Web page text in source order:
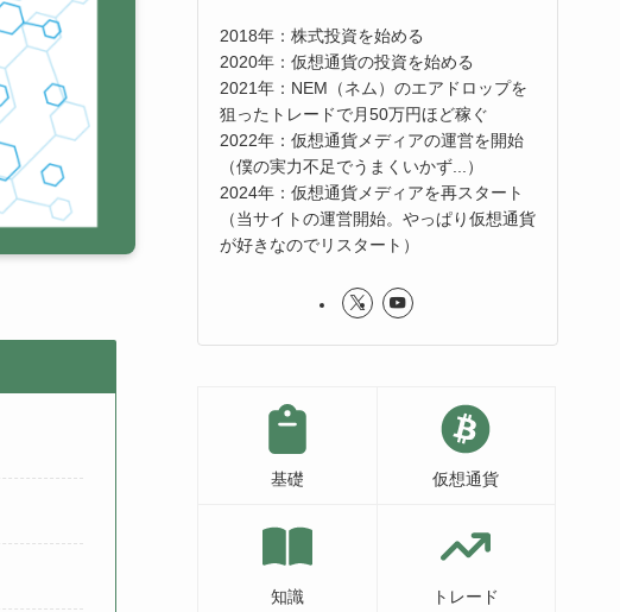
2018年：株式投資を始める
2020年：仮想通貨の投資を始める
2021年：NEM（ネム）のエアドロップを
狙ったトレードで月50万円ほど稼ぐ
2022年：仮想通貨メディアの運営を開始
（僕の実力不足でうまくいかず...）
2024年：仮想通貨メディアを再スタート
（当サイトの運営開始。やっぱり仮想通貨
が好きなのでリスタート）
基礎 仮想通貨
知識 トレード